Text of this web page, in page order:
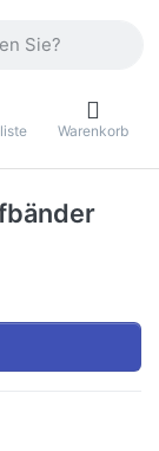
Warenkorb
Produkt liegen